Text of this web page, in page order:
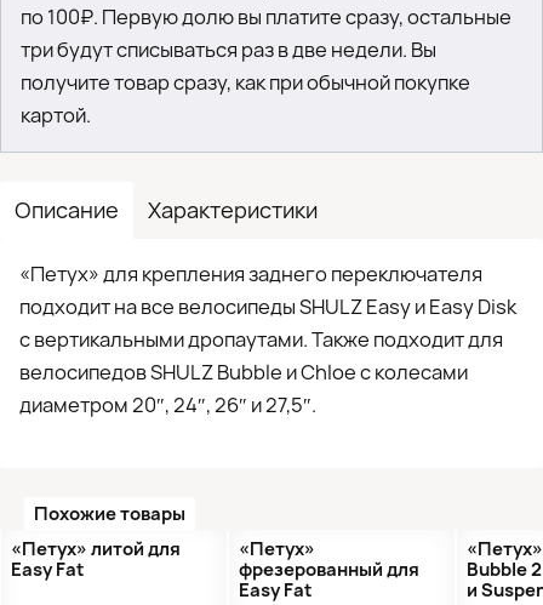
Описание Характеристики
«Петух» для крепления заднего переключателя
подходит на все велосипеды SHULZ Easy и Easy Disk
с вертикальными дропаутами. Также подходит для
велосипедов SHULZ Bubble и Chloe с колесами
диаметром 20″, 24″, 26″ и 27,5″.
Похожие товары
«Петух» литой для
Easy Fat
«Петух»
фрезерованный для
Easy Fat
Bubble
и
по 100₽. Первую долю вы платите сразу, остальные
три будут списываться раз в две недели. Вы
получите товар сразу, как при обычной покупке
картой.